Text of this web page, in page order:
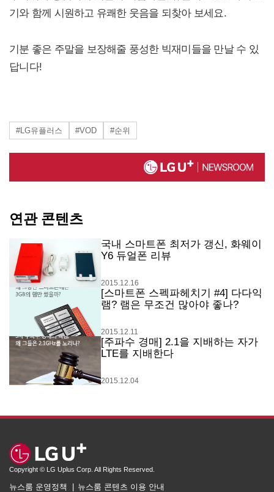
기와 함께 시원하고 유쾌한 웃음을 되찾아 보세요.
기분 좋은 주말을 보장해줄 풍성한 빅재미들을 만날 수 있
답니다!
#LG유플러스 #VOD #순위
연관 콘텐츠
국내 스마트폰 최저가 갱신, 화웨이
Y6 듀얼폰 리뷰
2015.12.16
[스마트폰 스펙파헤치기 #4] 다다익
램? 램은 무조건 많아야 좋나?
2015.12.11
[주파수 경매] 2.1을 지배하는 자가
LTE를 지배한다
2015.12.04
Copyright © LG Uplus Corp. All Rights Reserved.
뉴스룸 운영정책 뉴스룸 콘텐츠 이용 안내